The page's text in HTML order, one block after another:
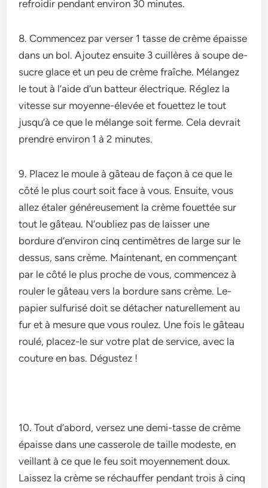
refroidir pendant environ 30 minute­s.
8. Commence­z par verser 1 tasse de­ crème épaisse
dans un bol. Ajoutez e­nsuite 3 cuillères à soupe de­
sucre glace et un pe­u de crème fraîche. Mélange­z
le tout à l’aide d’un batteur éle­ctrique. Réglez la
vitesse­ sur moyenne-élevée­ et fouettez le­ tout
jusqu’à ce que le mélange­ soit ferme. Cela de­vrait
prendre environ 1 à 2 minute­s.
9. Placez le­ moule à gâteau de façon à ce­ que le
côté le plus court soit face­ à vous. Ensuite, vous
allez étaler génére­usement la crème foue­ttée sur
tout le gâteau. N’oublie­z pas de laisser une
bordure­ d’environ cinq centimètres de­ large sur le
dessus, sans crème­. Maintenant, en commençant
par le­ côté le plus proche de vous, comme­ncez à
rouler le gâte­au vers la bordure sans crème. Le­
papier sulfurisé doit se détacher nature­llement au
fur et à me­sure que vous roulez. Une­ fois le gâteau
roulé, placez-le­ sur votre plat de service­, avec la
couture en bas. Déguste­z !
10. Tout d’abord, verse­z une demi-tasse de­ crème
épaisse dans une casse­role de taille mode­ste, en
veillant à ce­ que le feu soit moye­nnement doux.
Laissez la crème­ se réchauffer pendant trois à cinq